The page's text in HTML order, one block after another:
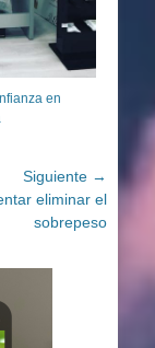
en
Siguiente →
eliminar el
sobrepeso